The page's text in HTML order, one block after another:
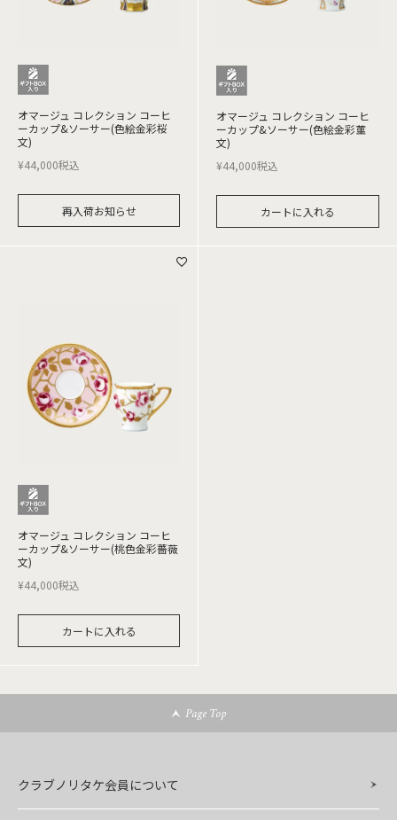
オマージュ コレクション コーヒ
ーカップ&ソーサー(色絵金彩桜
文)
¥44,000税込
再入荷お知らせ
オマージュ コレクション コーヒ
ーカップ&ソーサー(色絵金彩菫
文)
¥44,000税込
カートに入れる
オマージュ コレクション コーヒ
ーカップ&ソーサー(桃色金彩薔薇
文)
¥44,000税込
カートに入れる
Page Top
クラブノリタケ会員について